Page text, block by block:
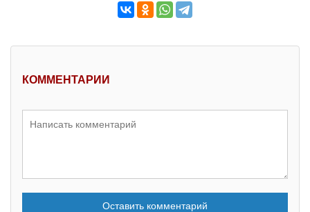
КОММЕНТАРИИ
Оставить комментарий